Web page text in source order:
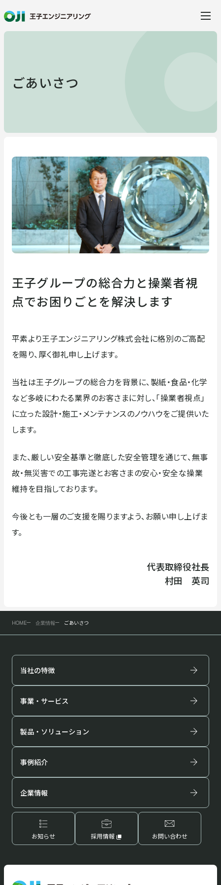
当社の特徴
建設 水環境ソリューション
フィールドサービス
事例紹介
企業情報
ごあいさつ 企業理念・行動方針
安全への取り組み
コンプライアンスへの取り
DXへの取り組み 会社概要
拠点・ネットワーク
ごあいさつ
王子グループの総合力と操業者視
点でお困りごとを解決します
平素より王子エンジニアリング株式会社に格別のご高配
を賜り、厚く御礼申し上げます。
当社は王子グループの総合力を背景に、製紙・食品・化学
など多岐にわたる業界のお客さまに対し、「操業者視点」
に立った設計・施工・メンテナンスのノウハウをご提供いた
します。
また、厳しい安全基準と徹底した安全管理を通じて、無事
故・無災害での工事完遂とお客さまの安心・安全な操業
維持を目指しております。
今後とも一層のご支援を賜りますよう、お願い申し上げま
す。
代表取締役社長
村田 英司
HOME 企業情報 ごあいさつ
当社の特徴
事業・サービス
製品・ソリューション
事例紹介
企業情報
お知らせ 採用情報 お問い合わせ